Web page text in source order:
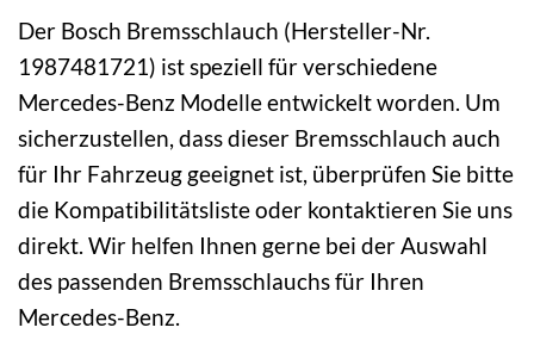
Der Bosch Bremsschlauch (Hersteller-Nr.
1987481721) ist speziell für verschiedene
Mercedes-Benz Modelle entwickelt worden. Um
sicherzustellen, dass dieser Bremsschlauch auch
für Ihr Fahrzeug geeignet ist, überprüfen Sie bitte
die Kompatibilitätsliste oder kontaktieren Sie uns
direkt. Wir helfen Ihnen gerne bei der Auswahl
des passenden Bremsschlauchs für Ihren
Mercedes-Benz.